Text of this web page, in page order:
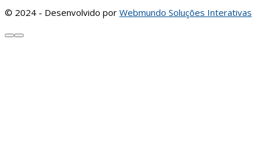
© 2024 - Desenvolvido por Webmundo Soluções Interativas